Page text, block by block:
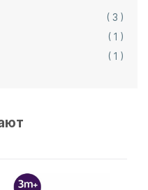
( 3 )
( 1 )
( 1 )